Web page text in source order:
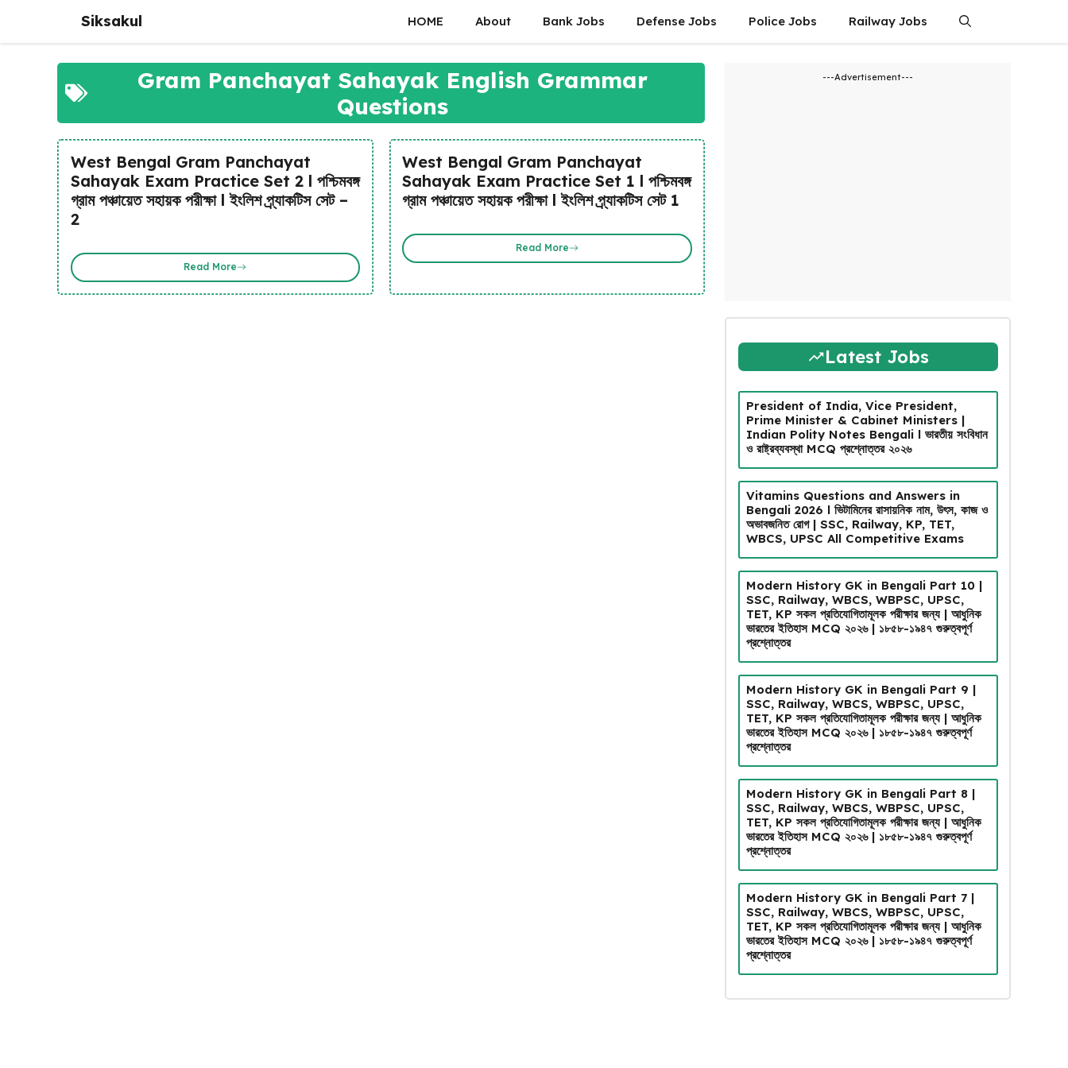
content
Siksakul HOME About Bank Jobs Defense Jobs Police Jobs Railway Jobs
Gram Panchayat Sahayak English Grammar
Questions
West Bengal Gram Panchayat
Sahayak Exam Practice Set 2 l পশ্চিমবঙ্গ
গ্রাম পঞ্চায়েত সহায়ক পরীক্ষা l ইংলিশ প্র্যাকটিস সেট –
2
Read More
West Bengal Gram Panchayat
Sahayak Exam Practice Set 1 l পশ্চিমবঙ্গ
গ্রাম পঞ্চায়েত সহায়ক পরীক্ষা l ইংলিশ প্র্যাকটিস সেট 1
Read More
---Advertisement---
Latest Jobs
President of India, Vice President,
Prime Minister & Cabinet Ministers |
Indian Polity Notes Bengali l ভারতীয় সংবিধান
ও রাষ্ট্রব্যবস্থা MCQ প্রশ্নোত্তর ২০২৬
Vitamins Questions and Answers in
Bengali 2026 l ভিটামিনের রাসায়নিক নাম, উৎস, কাজ ও
অভাবজনিত রোগ | SSC, Railway, KP, TET,
WBCS, UPSC All Competitive Exams
Modern History GK in Bengali Part 10 |
SSC, Railway, WBCS, WBPSC, UPSC,
TET, KP সকল প্রতিযোগিতামূলক পরীক্ষার জন্য | আধুনিক
ভারতের ইতিহাস MCQ ২০২৬ | ১৮৫৮-১৯৪৭ গুরুত্বপূর্ণ
প্রশ্নোত্তর
Modern History GK in Bengali Part 9 |
SSC, Railway, WBCS, WBPSC, UPSC,
TET, KP সকল প্রতিযোগিতামূলক পরীক্ষার জন্য | আধুনিক
ভারতের ইতিহাস MCQ ২০২৬ | ১৮৫৮-১৯৪৭ গুরুত্বপূর্ণ
প্রশ্নোত্তর
Modern History GK in Bengali Part 8 |
SSC, Railway, WBCS, WBPSC, UPSC,
TET, KP সকল প্রতিযোগিতামূলক পরীক্ষার জন্য | আধুনিক
ভারতের ইতিহাস MCQ ২০২৬ | ১৮৫৮-১৯৪৭ গুরুত্বপূর্ণ
প্রশ্নোত্তর
Modern History GK in Bengali Part 7 |
SSC, Railway, WBCS, WBPSC, UPSC,
TET, KP সকল প্রতিযোগিতামূলক পরীক্ষার জন্য | আধুনিক
ভারতের ইতিহাস MCQ ২০২৬ | ১৮৫৮-১৯৪৭ গুরুত্বপূর্ণ
প্রশ্নোত্তর